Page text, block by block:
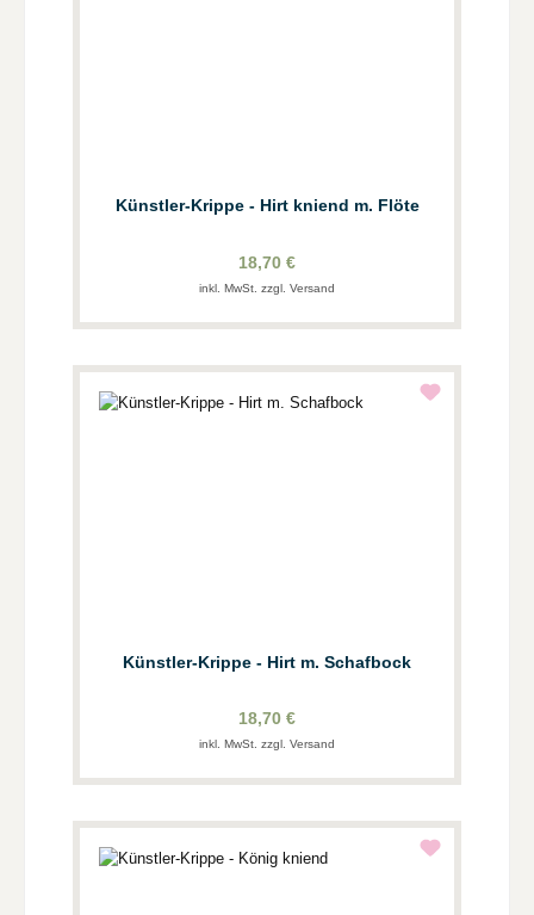
Künstler-Krippe - Hirt kniend m. Flöte
18,70 €
inkl. MwSt. zzgl. Versand
Künstler-Krippe - Hirt m. Schafbock
18,70 €
inkl. MwSt. zzgl. Versand